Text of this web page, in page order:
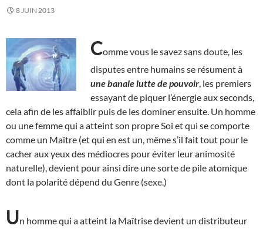
8 JUIN 2013
Comme vous le savez sans doute, les
disputes entre humains se résument à
une banale lutte de pouvoir , les premiers
essayant de piquer l’énergie aux seconds,
cela afin de les affaiblir puis de les dominer ensuite. Un homme
ou une femme qui a atteint son propre Soi et qui se comporte
comme un Maître (et qui en est un, même s’il fait tout pour le
cacher aux yeux des médiocres pour éviter leur animosité
naturelle), devient pour ainsi dire une sorte de pile atomique
dont la polarité dépend du Genre (sexe.)
Un homme qui a atteint la Maîtrise devient un distributeur